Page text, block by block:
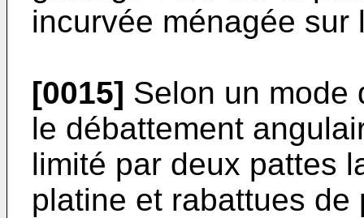
incurvée ménagée sur
[0015] Selon un mode
le débattement
limité par deux pattes
platine et rabattues de